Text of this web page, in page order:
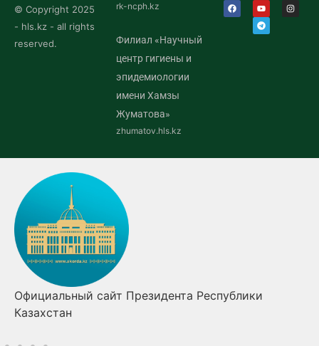
© Copyright 2025
- hls.kz - all rights
reserved.
rk-ncph.kz
Филиал «Научный
центр гигиены и
эпидемиологии
имени Хамзы
Жуматова»
zhumatov.hls.kz
Официальный сайт Президента Республики
Казахстан